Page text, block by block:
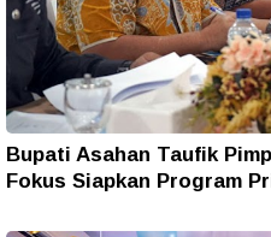
Bupati Asahan Taufik
Fokus Siapkan Program